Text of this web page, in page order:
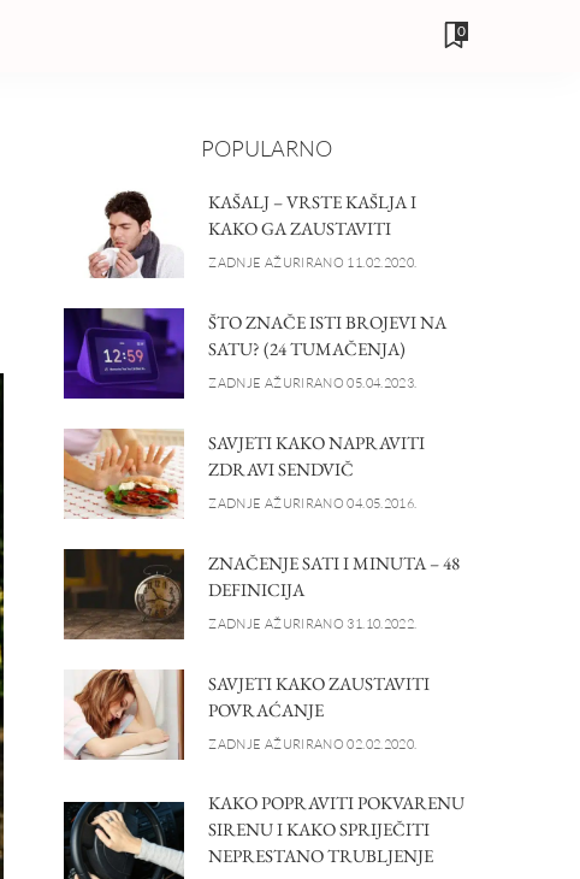
0
POPULARNO
KAŠALJ – VRSTE KAŠLJA I
KAKO GA ZAUSTAVITI
ZADNJE AŽURIRANO 11.02.2020.
ŠTO ZNAČE ISTI BROJEVI NA
SATU? (24 TUMAČENJA)
ZADNJE AŽURIRANO 05.04.2023.
SAVJETI KAKO NAPRAVITI
ZDRAVI SENDVIČ
ZADNJE AŽURIRANO 04.05.2016.
ZNAČENJE SATI I MINUTA – 48
DEFINICIJA
ZADNJE AŽURIRANO 31.10.2022.
SAVJETI KAKO ZAUSTAVITI
POVRAĆANJE
ZADNJE AŽURIRANO 02.02.2020.
KAKO POPRAVITI POKVARENU
SIRENU I KAKO SPRIJEČITI
NEPRESTANO TRUBLJENJE